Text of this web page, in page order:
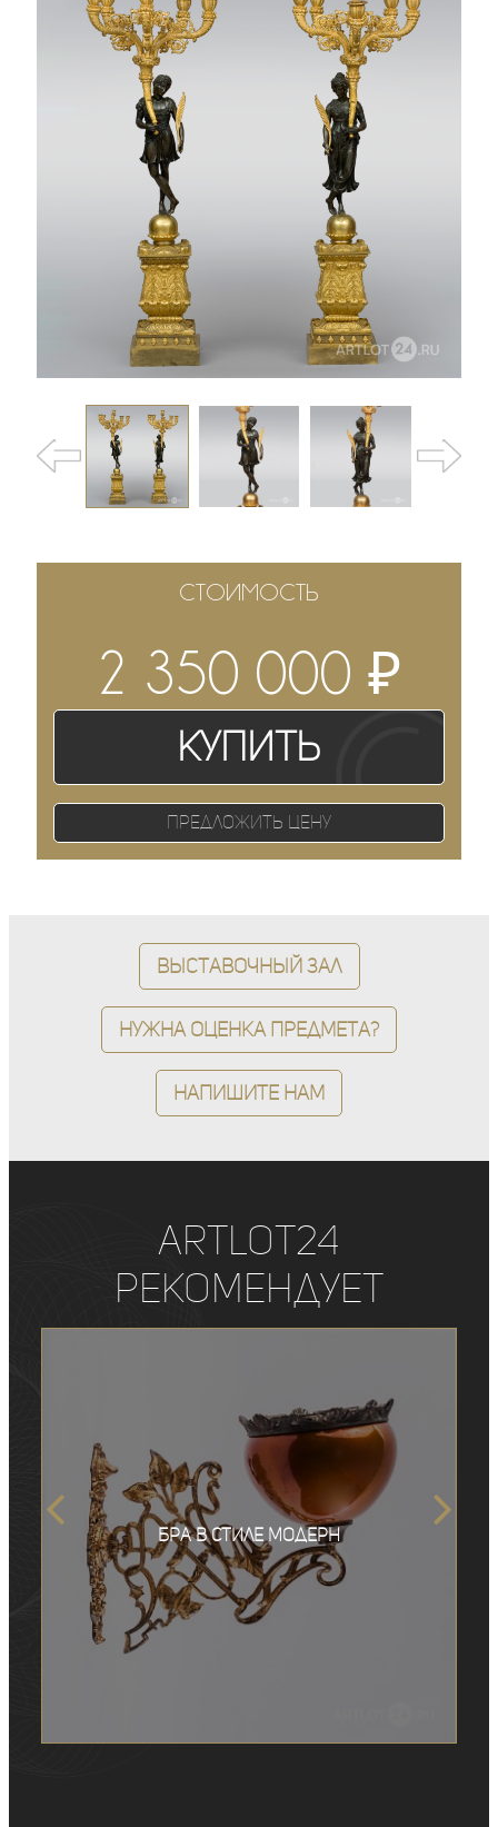
СТОИМОСТЬ
2 350 000₽
Купить
Предложить цену
Выставочный зал
Нужна оценка предмета?
Напишите нам
ArtLot24
рекомендует
Бра в стиле модерн